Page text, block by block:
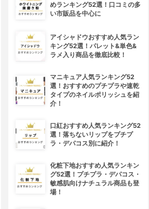
めランキング52選！口コミの多
い市販品を中心に
アイシャドウおすすめ人気ラン
キング52選！パレット&単色&
ラメ入り商品を徹底比較！
マニキュア人気ランキング52
選！おすすめのプチプラや速乾
タイプのネイルポリッシュを紹
介！
口紅おすすめ人気ランキング52
選！落ちないリップをプチプ
ラ・デパコス別に紹介！
化粧下地おすすめ人気ランキン
グ52選！プチプラ・デパコス・
敏感肌向けナチュラル商品も登
場！